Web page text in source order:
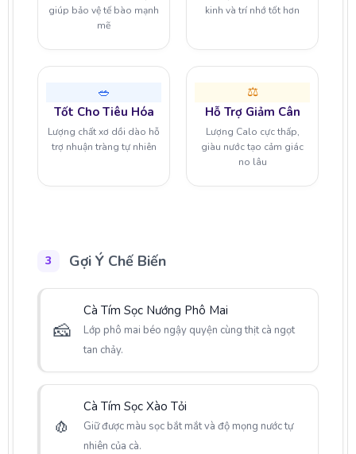
giúp bảo vệ tế bào mạnh
mẽ
kinh và trí nhớ tốt hơn
🥗
Tốt Cho Tiêu Hóa
Lượng chất xơ dồi dào hỗ
trợ nhuận tràng tự nhiên
⚖️
Hỗ Trợ Giảm Cân
Lượng Calo cực thấp,
giàu nước tạo cảm giác
no lâu
3 Gợi Ý Chế Biến
🧀
Cà Tím Sọc Nướng Phô Mai
Lớp phô mai béo ngậy quyện cùng thịt cà ngọt
tan chảy.
🧄
Cà Tím Sọc Xào Tỏi
Giữ được màu sọc bắt mắt và độ mọng nước tự
nhiên của cà.